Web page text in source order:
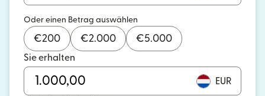
Oder einen Betrag auswählen
€200 €2.000 €5.000
Sie erhalten
EUR